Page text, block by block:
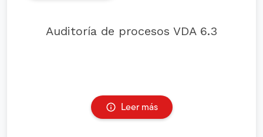
Auditoría de procesos VDA 6.3
Leer más